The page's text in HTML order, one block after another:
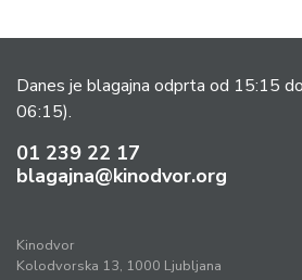
Danes je blagajna odprta od 15:15
06:15).
01 239 22 17
blagajna@kinodvor.org
Kinodvor
Kolodvorska 13, 1000 Ljubljana